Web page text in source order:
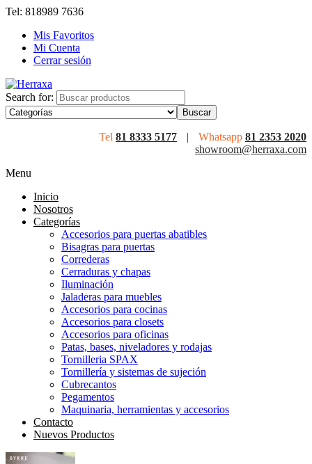
Tel: 818989 7636
Mis Favoritos
Mi Cuenta
Cerrar sesión
Search for:
Tel 81 8333 5177 | Whatsapp 81 2353 2020
showroom@herraxa.com
Menu
Inicio
Nosotros
Categorías
Accesorios para puertas abatibles
Bisagras para puertas
Correderas
Cerraduras y chapas
Iluminación
Jaladeras para muebles
Accesorios para cocinas
Accesorios para closets
Accesorios para oficinas
Patas, bases, niveladores y rodajas
Tornilleria SPAX
Tornillería y sistemas de sujeción
Cubrecantos
Pegamentos
Maquinaria, herramientas y accesorios
Contacto
Nuevos Productos